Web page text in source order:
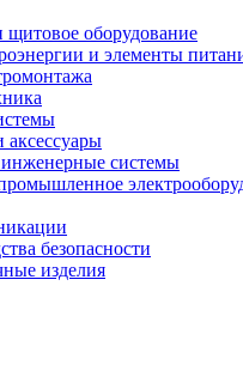
щитовое оборудование
и элементы
аксессуары
системы
безопасности
изделия